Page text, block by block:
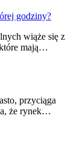
godziny?
wiąże się z
mają…
przyciąga
że rynek…